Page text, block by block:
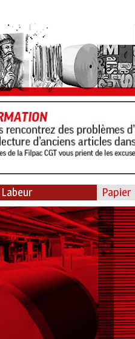
Labeur Papier